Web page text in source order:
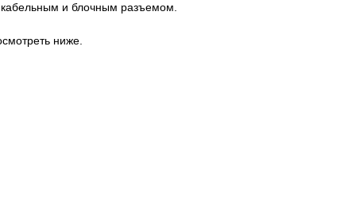
кабельным и блочным разъемом.
ниже.